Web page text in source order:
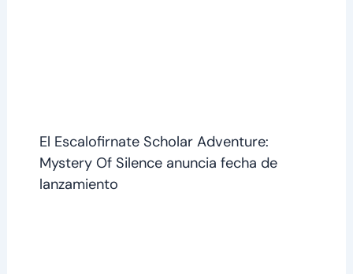
El Escalofirnate Scholar Adventure:
Mystery Of Silence anuncia fecha de
lanzamiento